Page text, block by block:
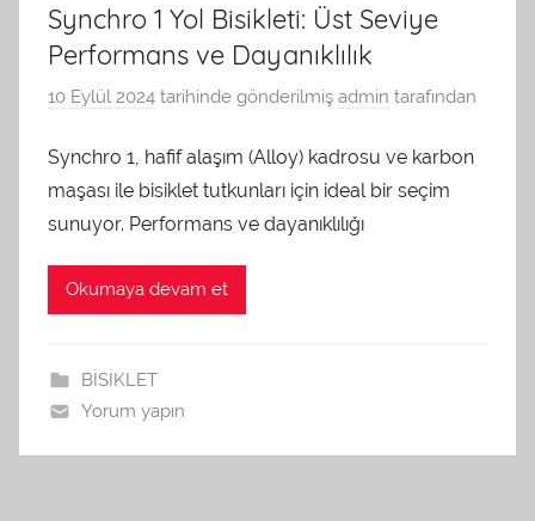
Synchro 1 Yol Bisikleti: Üst Seviye
Performans ve Dayanıklılık
10 Eylül 2024 tarihinde gönderilmiş admin tarafından
Synchro 1, hafif alaşım (Alloy) kadrosu ve karbon
maşası ile bisiklet tutkunları için ideal bir seçim
sunuyor. Performans ve dayanıklılığı
Okumaya devam et
BİSİKLET
Yorum yapın